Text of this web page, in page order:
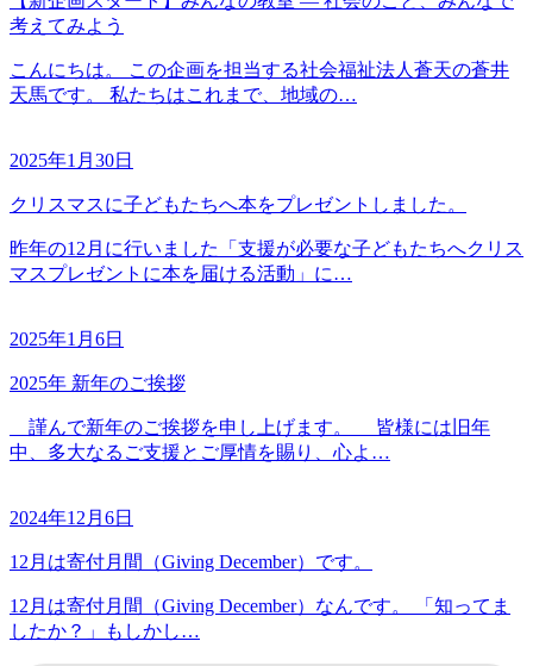
考えてみよう
こんにちは。 この企画を担当する社会福祉法人蒼天の蒼井
天馬です。 私たちはこれまで、地域の…
2025年1月30日
クリスマスに子どもたちへ本をプレゼントしました。
昨年の12月に行いました「支援が必要な子どもたちへクリス
マスプレゼントに本を届ける活動」に…
2025年1月6日
2025年 新年のご挨拶
謹んで新年のご挨拶を申し上げます。 皆様には旧年
中、多大なるご支援とご厚情を賜り、心よ…
2024年12月6日
12月は寄付月間（Giving December）です。
12月は寄付月間（Giving December）なんです。 「知ってま
したか？」もしかし…